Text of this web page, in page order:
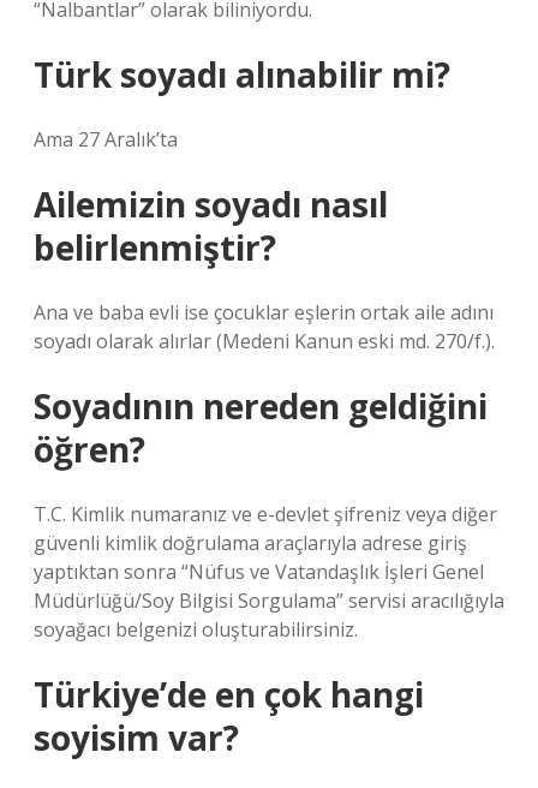
“Nalbantlar” olarak biliniyordu.
Türk soyadı alınabilir mi?
Ama 27 Aralık’ta
Ailemizin soyadı nasıl
belirlenmiştir?
Ana ve baba evli ise çocuklar eşlerin ortak aile adını
soyadı olarak alırlar (Medeni Kanun eski md. 270/f.).
Soyadının nereden geldiğini
öğren?
T.C. Kimlik numaranız ve e-devlet şifreniz veya diğer
güvenli kimlik doğrulama araçlarıyla adrese giriş
yaptıktan sonra “Nüfus ve Vatandaşlık İşleri Genel
Müdürlüğü/Soy Bilgisi Sorgulama” servisi aracılığıyla
soyağacı belgenizi oluşturabilirsiniz.
Türkiye’de en çok hangi
soyisim var?